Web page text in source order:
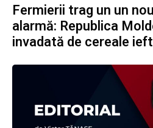
Fermierii trag un un
alarmă: Republica
invadată de cereale